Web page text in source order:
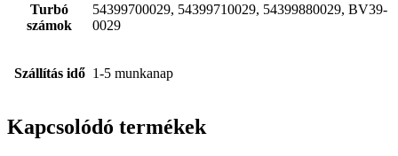
Turbó
számok
54399700029, 54399710029, 54399880029, BV39-
0029
Szállítás idő 1-5 munkanap
Kapcsolódó termékek